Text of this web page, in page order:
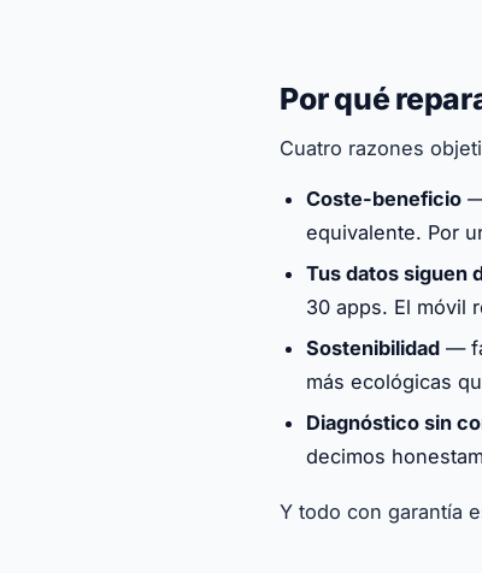
Por qué
Cuatro razones
Coste-beneficio
equivalente. Por
Tus datos siguen
30 apps. El móvil
Sostenibilidad —
más ecológicas
Diagnóstico sin
decimos
Y todo con garantía